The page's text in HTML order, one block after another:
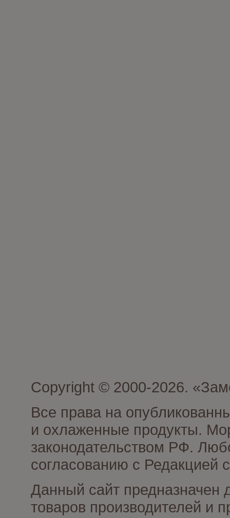
Copyright © 2000-2026.
Все права на
и охлаженные продукты.
законодательством РФ.
согласованию с Редакцией
Данный сайт предназначен
товаров производителей и